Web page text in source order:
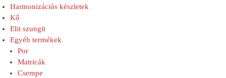
Harmonizációs készletek
Kő
Elit szungit
Egyéb termékek
Por
Matricák
Csempe